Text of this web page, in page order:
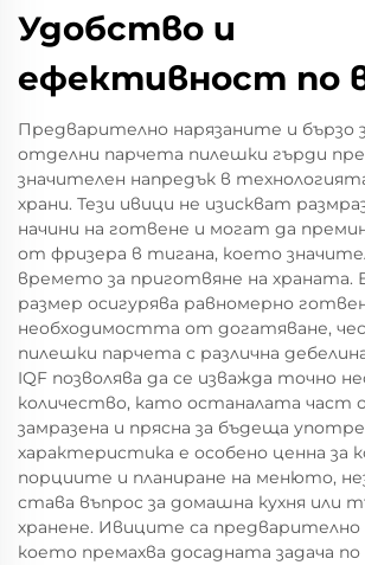
Удобство и
ефективност по
Предварително нарязаните и бързо
отделни парчета пилешки гърди
значителен напредък в
храни. Тези ивици не изискват
начини на готвене и могат да
от фризера в тигана, което
времето за приготвяне на храната.
размер осигурява равномерно
необходимостта от догатяване,
пилешки парчета с различна
IQF позволява да се изважда точно
количество, като останалата част
замразена и прясна за бъдеща
характеристика е особено ценна за
порциите и планиране на менюто,
става въпрос за домашна кухня или
хранене. Ивиците са предварително
което премахва досадната задача